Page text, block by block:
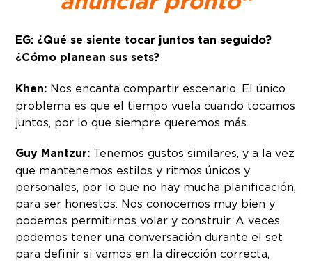
EG: ¿Qué se siente tocar juntos tan seguido?
¿Cómo planean sus sets?
Khen: Nos encanta compartir escenario. El único
problema es que el tiempo vuela cuando tocamos
juntos, por lo que siempre queremos más.
Guy Mantzur: Tenemos gustos similares, y a la vez
que mantenemos estilos y ritmos únicos y
personales, por lo que no hay mucha planificación,
para ser honestos. Nos conocemos muy bien y
podemos permitirnos volar y construir. A veces
podemos tener una conversación durante el set
para definir si vamos en la dirección correcta,